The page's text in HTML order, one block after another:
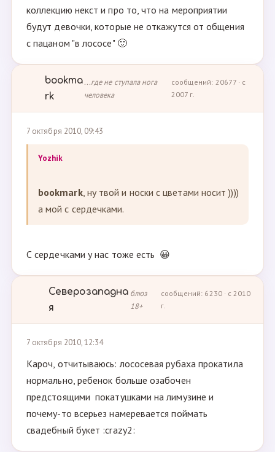
коллекцию некст и про то, что на мероприятии
будут девочки, которые не откажутся от общения
с пацаном "в лососе" 🙂
bookma
rk
...где не ступала нога
человека
сообщений: 20677 · с
2007 г.
7 октября 2010, 09:43
Yozhik
bookmark, ну твой и носки с цветами носит ))))
а мой с сердечками.
С сердечками у нас тоже есть 😀
Северозападна
я
блюз
18+
сообщений: 6230 · с 2010
г.
7 октября 2010, 12:34
Кароч, отчитываюсь: лососевая рубаха прокатила
нормально, ребенок больше озабочен
предстоящими покатушками на лимузине и
почему-то всерьез намеревается поймать
свадебный букет :crazy2: